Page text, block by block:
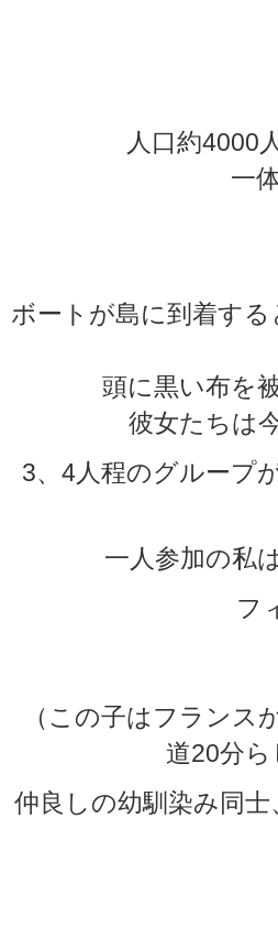
人口約4000
一
ボートが島に到着す
頭に黒い布を
彼女たちは
3、4人程のグループ
一人参加の私
フ
（この子はフランス
道20分
仲良しの幼馴染み同